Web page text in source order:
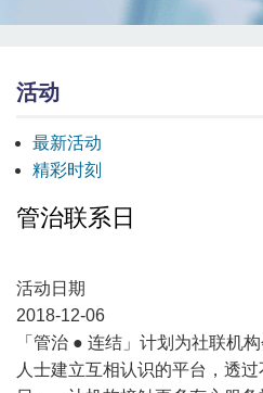
活动
最新活动
精彩时刻
管治联系日
活动日期
2018-12-06
「管治 ● 连结」计划为社联机
人士建立互相认识的平台，透